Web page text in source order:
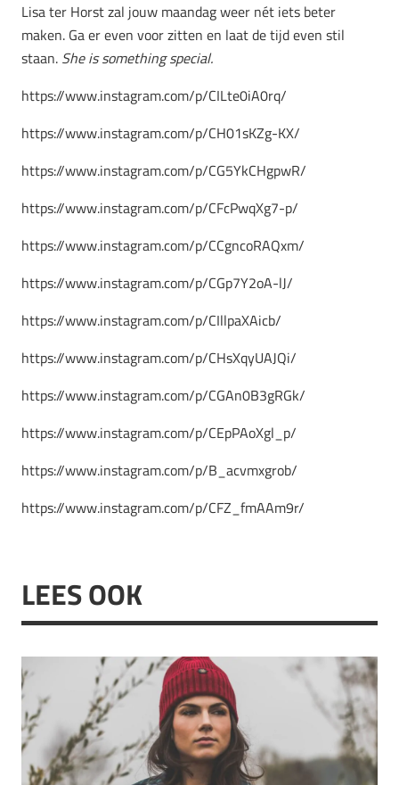
Lisa ter Horst zal jouw maandag weer nét iets beter
maken. Ga er even voor zitten en laat de tijd even stil
staan. She is something special.
https://www.instagram.com/p/CILte0iA0rq/
https://www.instagram.com/p/CH01sKZg-KX/
https://www.instagram.com/p/CG5YkCHgpwR/
https://www.instagram.com/p/CFcPwqXg7-p/
https://www.instagram.com/p/CCgncoRAQxm/
https://www.instagram.com/p/CGp7Y2oA-lJ/
https://www.instagram.com/p/CIllpaXAicb/
https://www.instagram.com/p/CHsXqyUAJQi/
https://www.instagram.com/p/CGAn0B3gRGk/
https://www.instagram.com/p/CEpPAoXgl_p/
https://www.instagram.com/p/B_acvmxgrob/
https://www.instagram.com/p/CFZ_fmAAm9r/
LEES OOK